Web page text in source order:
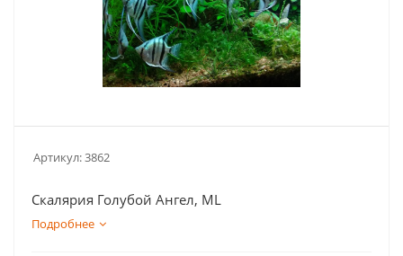
Артикул:3862
Скалярия Голубой Ангел, ML
Подробнее